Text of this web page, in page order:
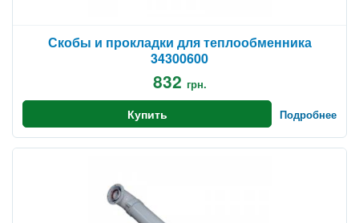
Скобы и прокладки для теплообменника
34300600
832 грн.
Купить Подробнее